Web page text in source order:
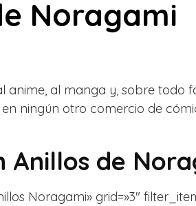
Noragami
anime, al manga y, sobre todo
ningún otro comercio de
Anillos de
Noragami» grid=»3″